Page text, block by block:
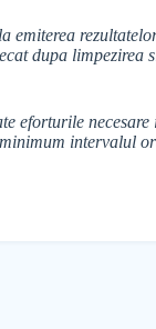
emiterea
dupa limpezirea
eforturile necesare
intervalul